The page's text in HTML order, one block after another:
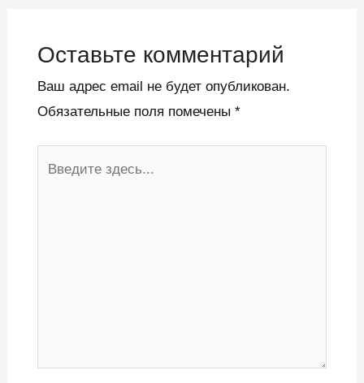
Оставьте комментарий
Ваш адрес email не будет опубликован.
Обязательные поля помечены *